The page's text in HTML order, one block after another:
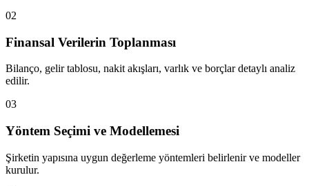
02
Finansal Verilerin Toplanması
Bilanço, gelir tablosu, nakit akışları, varlık ve borçlar detaylı analiz
edilir.
03
Yöntem Seçimi ve Modellemesi
Şirketin yapısına uygun değerleme yöntemleri belirlenir ve modeller
kurulur.